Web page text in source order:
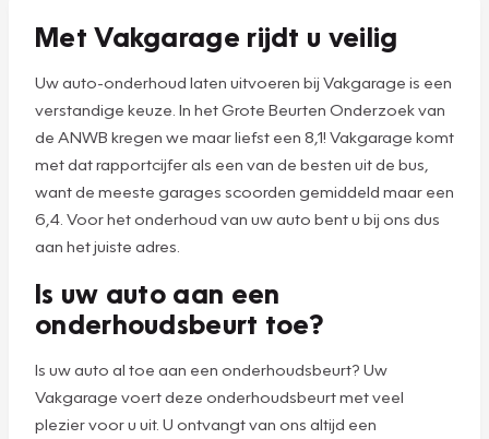
Met Vakgarage rijdt u veilig
Uw auto-onderhoud laten uitvoeren bij Vakgarage is een
verstandige keuze. In het Grote Beurten Onderzoek van
de ANWB kregen we maar liefst een 8,1! Vakgarage komt
met dat rapportcijfer als een van de besten uit de bus,
want de meeste garages scoorden gemiddeld maar een
6,4. Voor het onderhoud van uw auto bent u bij ons dus
aan het juiste adres.
Is uw auto aan een
onderhoudsbeurt toe?
Is uw auto al toe aan een onderhoudsbeurt? Uw
Vakgarage voert deze onderhoudsbeurt met veel
plezier voor u uit. U ontvangt van ons altijd een